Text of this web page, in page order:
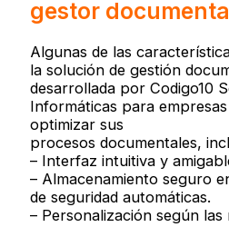
gestor
Algunas de las
la solución de gestión
desarrollada por Codigo10
Informáticas para
optimizar sus
procesos documentales,
– Interfaz intuitiva y
– Almacenamiento seguro
de seguridad automáticas.
– Personalización según las